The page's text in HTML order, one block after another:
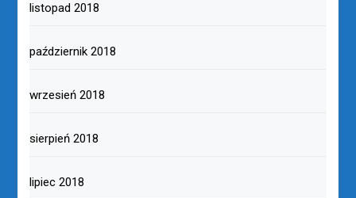
listopad 2018
październik 2018
wrzesień 2018
sierpień 2018
lipiec 2018